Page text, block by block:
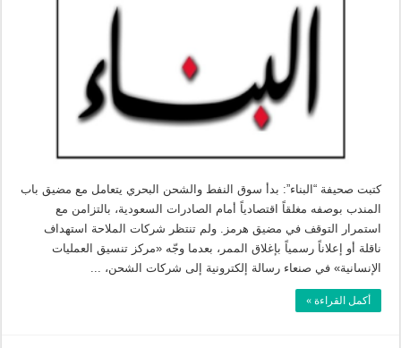
كتبت صحيفة “البناء”: بدأ سوق النفط والشحن البحري يتعامل مع مضيق باب
المندب بوصفه مغلقاً اقتصادياً أمام الصادرات السعودية، بالتزامن مع
استمرار التوقف في مضيق هرمز. ولم تنتظر شركات الملاحة استهداف
ناقلة أو إعلاناً رسمياً بإغلاق الممر، بعدما وجّه «مركز تنسيق العمليات
الإنسانية» في صنعاء رسالة إلكترونية إلى شركات الشحن، ...
أكمل القراءة »